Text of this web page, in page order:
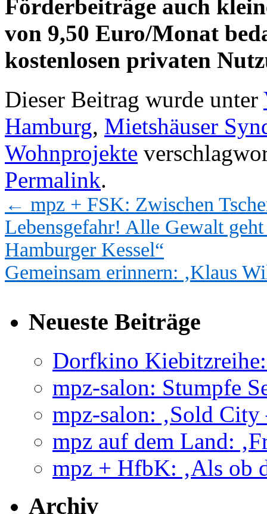
Förderbeiträge auch
von 9,50 Euro/Monat
kostenlosen privaten
Dieser Beitrag wurde unter
Hamburg, Mietshäuser
Wohnprojekte
Permalink.
← mpz + FSK: Zwischen
Lebensgefahr! Alle Gewalt
Hamburger Kessel“
Gemeinsam erinnern: ‚Klaus
Neueste Beiträge
Dorfkino Kiebitzreihe:
mpz-salon: Stumpfe
mpz-salon: ‚Sold
mpz auf dem Land:
mpz + HfbK: ‚Als ob
Archiv